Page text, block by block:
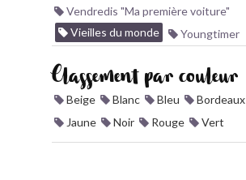
Vendredis "Ma première voiture"
Vieilles du monde
Youngtimer
Classement par couleur
Beige Blanc Bleu Bordeaux
Jaune
Noir Rouge Vert